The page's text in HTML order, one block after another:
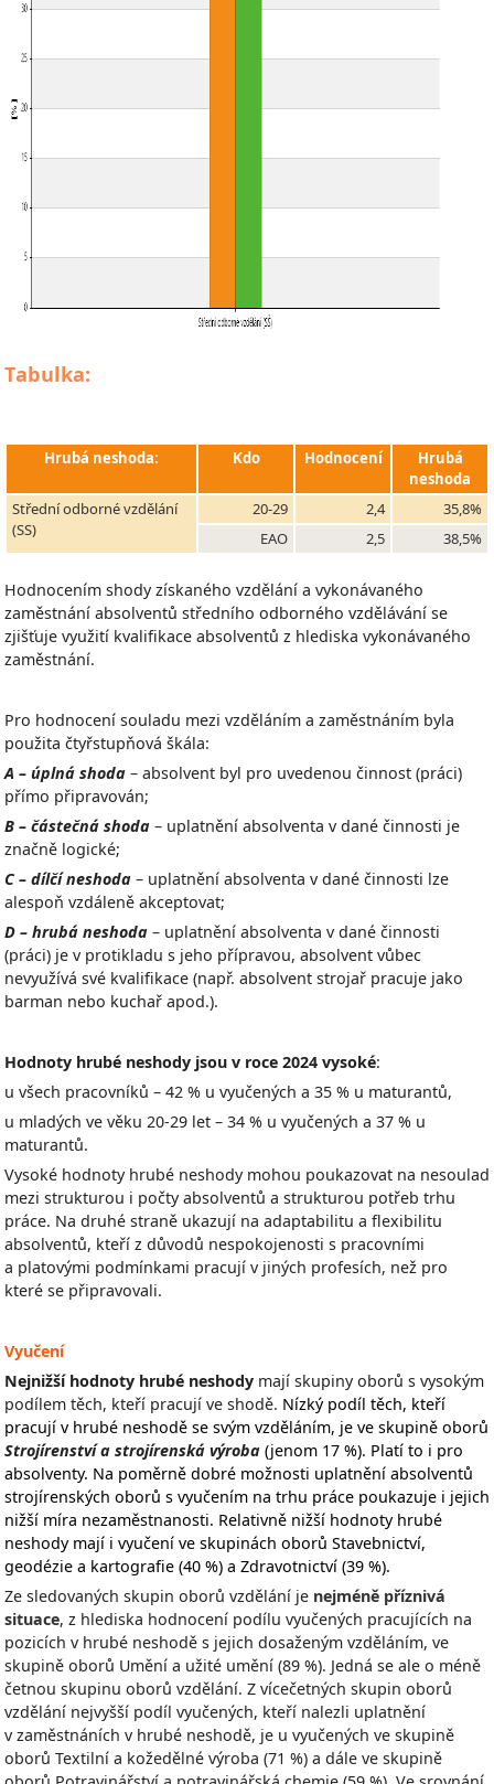
Tabulka:
Hrubá neshoda: Kdo Hodnocení
Hrubá
neshoda
Střední odborné vzdělání
(SS)
20-29 2,4
35,8%
EAO
2,5 38,5%
Hodnocením shody získaného vzdělání a vykonávaného
zaměstnání absolventů středního odborného vzdělávání se
zjišťuje využití kvalifikace absolventů z hlediska vykonávaného
zaměstnání.
Pro hodnocení souladu mezi vzděláním a zaměstnáním byla
použita čtyřstupňová škála:
A – úplná shoda – absolvent byl pro uvedenou činnost (práci)
přímo připravován;
B – částečná shoda – uplatnění absolventa v dané činnosti je
značně logické;
C – dílčí neshoda – uplatnění absolventa v dané činnosti lze
alespoň vzdáleně akceptovat;
D – hrubá neshoda – uplatnění absolventa v dané činnosti
(práci) je v protikladu s jeho přípravou, absolvent vůbec
nevyužívá své kvalifikace (např. absolvent strojař pracuje jako
barman nebo kuchař apod.).
Hodnoty hrubé neshody jsou v roce 2024 vysoké:
u všech pracovníků – 42 % u vyučených a 35 % u maturantů,
u mladých ve věku 20-29 let – 34 % u vyučených a 37 % u
maturantů.
Vysoké hodnoty hrubé neshody mohou poukazovat na nesoulad
mezi strukturou i počty absolventů a strukturou potřeb trhu
práce. Na druhé straně ukazují na adaptabilitu a flexibilitu
absolventů, kteří z důvodů nespokojenosti s pracovními
a platovými podmínkami pracují v jiných profesích, než pro
které se připravovali.
Vyučení
Nejnižší hodnoty hrubé neshody mají skupiny oborů s vysokým
podílem těch, kteří pracují ve shodě. Nízký podíl těch, kteří
pracují v hrubé neshodě se svým vzděláním, je ve skupině oborů
Strojírenství a strojírenská výroba (jenom 17 %). Platí to i pro
absolventy. Na poměrně dobré možnosti uplatnění absolventů
strojírenských oborů s vyučením na trhu práce poukazuje i jejich
nižší míra nezaměstnanosti. Relativně nižší hodnoty hrubé
neshody mají i vyučení ve skupinách oborů Stavebnictví,
geodézie a kartografie (40 %) a Zdravotnictví (39 %).
Ze sledovaných skupin oborů vzdělání je nejméně příznivá
situace, z hlediska hodnocení podílu vyučených pracujících na
pozicích v hrubé neshodě s jejich dosaženým vzděláním, ve
skupině oborů Umění a užité umění (89 %). Jedná se ale o méně
četnou skupinu oborů vzdělání. Z vícečetných skupin oborů
vzdělání nejvyšší podíl vyučených, kteří nalezli uplatnění
v zaměstnáních v hrubé neshodě, je u vyučených ve skupině
oborů Textilní a kožedělné výroba (71 %) a dále ve skupině